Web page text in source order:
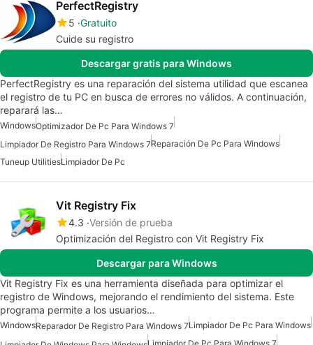
PerfectRegistry
5 Gratuito
Cuide su registro
Descargar gratis para Windows
PerfectRegistry es una reparación del sistema utilidad que escanea
el registro de tu PC en busca de errores no válidos. A continuación,
reparará las…
WindowsOptimizador De Pc Para Windows 7
Limpiador De Registro Para Windows 7Reparación De Pc Para Windows
Tuneup UtilitiesLimpiador De Pc
Vit Registry Fix
4.3 Versión de prueba
Optimización del Registro con Vit Registry Fix
Descargar para Windows
Vit Registry Fix es una herramienta diseñada para optimizar el
registro de Windows, mejorando el rendimiento del sistema. Este
programa permite a los usuarios…
WindowsReparador De Registro Para Windows 7Limpiador De Pc Para Windows